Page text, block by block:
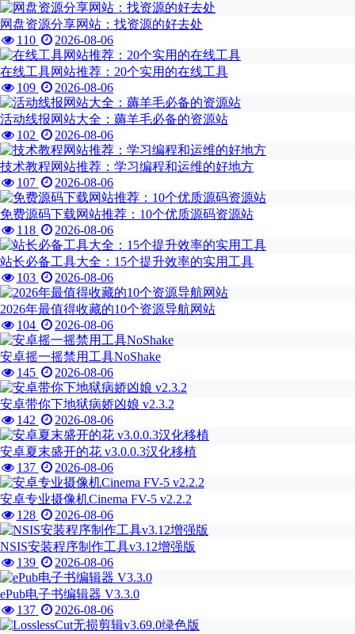
网盘资源分享网站：找资源的好去处
110
2026-08-06
在线工具网站推荐：20个实用的在线工具
109
2026-08-06
活动线报网站大全：薅羊毛必备的资源站
102
2026-08-06
技术教程网站推荐：学习编程和运维的好地方
107
2026-08-06
免费源码下载网站推荐：10个优质源码资源站
118
2026-08-06
站长必备工具大全：15个提升效率的实用工具
103
2026-08-06
2026年最值得收藏的10个资源导航网站
104
2026-08-06
安卓摇一摇禁用工具NoShake
145
2026-08-06
安卓带你下地狱病娇凶娘 v2.3.2
142
2026-08-06
安卓夏末盛开的花 v3.0.0.3汉化移植
137
2026-08-06
安卓专业摄像机Cinema FV-5 v2.2.2
128
2026-08-06
NSIS安装程序制作工具v3.12增强版
139
2026-08-06
ePub电子书编辑器 V3.3.0
137
2026-08-06